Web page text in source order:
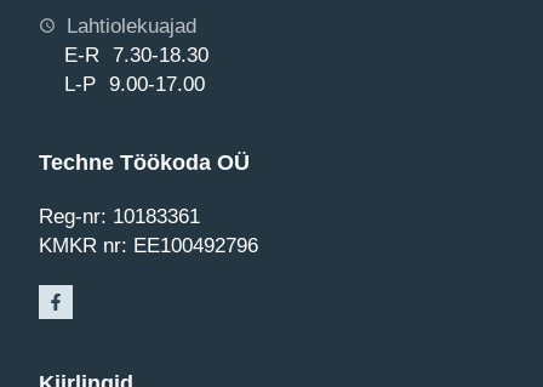
Lahtiolekuajad
E-R 7.30-18.30
L-P 9.00-17.00
Techne Töökoda OÜ
Reg-nr: 10183361
KMKR nr: EE100492796